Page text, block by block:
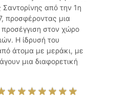
Σαντορίνης από την 1η
προσφέροντας μια
στον χώρο
Η ίδρυσή του
άτομα με μεράκι, με
μια διαφορετική